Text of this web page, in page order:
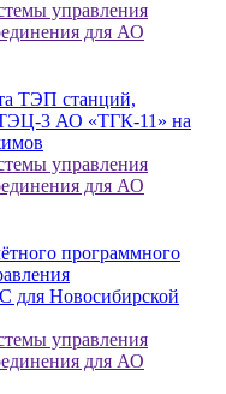
ТЭП станций,
ТЭЦ-3 АО «ТГК-11» на
программного
для Новосибирской